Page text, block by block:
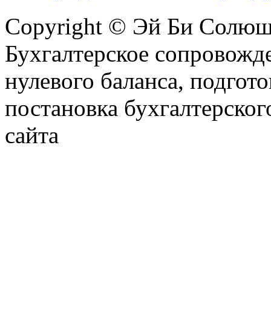
Copyright © Эй Би
Бухгалтерское
нулевого баланса,
постановка
сайта